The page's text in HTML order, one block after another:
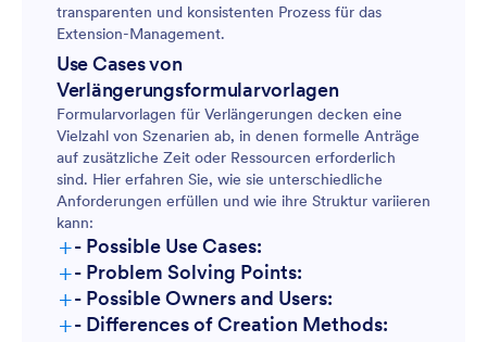
transparenten und konsistenten Prozess für das
Extension-Management.
Use Cases von
Verlängerungsformularvorlagen
Formularvorlagen für Verlängerungen decken eine
Vielzahl von Szenarien ab, in denen formelle Anträge
auf zusätzliche Zeit oder Ressourcen erforderlich
sind. Hier erfahren Sie, wie sie unterschiedliche
Anforderungen erfüllen und wie ihre Struktur variieren
kann:
+- Possible Use Cases:
+- Problem Solving Points:
+- Possible Owners and Users:
+- Differences of Creation Methods: